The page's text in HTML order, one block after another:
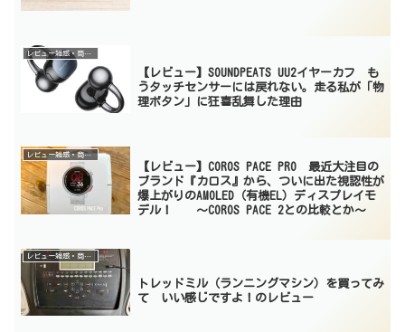
レビュー雑感・商品紹介
【レビュー】SOUNDPEATS UU2イヤーカフ も
うタッチセンサーには戻れない。走る私が「物
理ボタン」に狂喜乱舞した理由
レビュー雑感・商品紹介
【レビュー】COROS PACE PRO 最近大注目の
ブランド『カロス』から、ついに出た視認性が
爆上がりのAMOLED（有機EL）ディスプレイモ
デル！ 〜COROS PACE 2との比較とか〜
レビュー雑感・商品紹介
トレッドミル（ランニングマシン）を買ってみ
て いい感じですよ！のレビュー